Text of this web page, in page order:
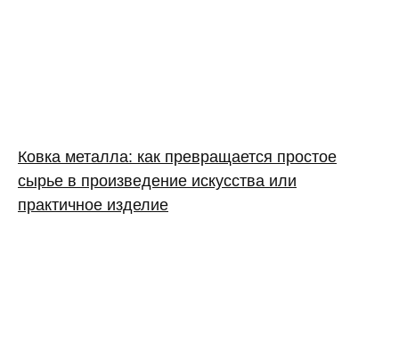
Ковка металла: как превращается простое
сырье в произведение искусства или
практичное изделие